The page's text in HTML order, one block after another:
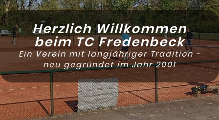
Aktuelles
Termine
Chronik
Vorstand
Dokumente
Herzlich Willkommen
beim TC Fredenbeck
Ein Verein mit langjähriger Tradition -
neu gegründet im Jahr 2001